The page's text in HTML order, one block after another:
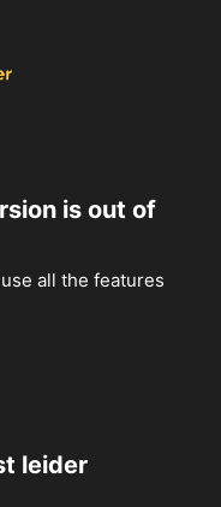
is out of
all the features
leider